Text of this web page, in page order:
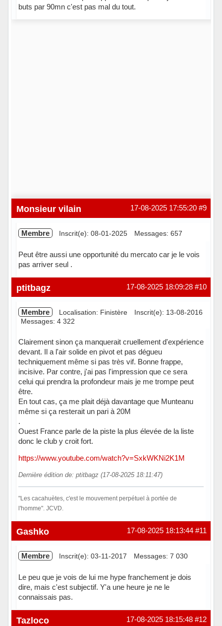
buts par 90mn c'est pas mal du tout.
#9
17-08-2025 17:55:20
Monsieur vilain
Membre Inscrit(e): 08-01-2025 Messages: 657
Peut être aussi une opportunité du mercato car je le vois
pas arriver seul .
Hors ligne #10
17-08-2025 18:09:28
ptitbagz
Membre Localisation: Finistère
Inscrit(e): 13-08-2016
Messages: 4 322
Clairement sinon ça manquerait cruellement d'expérience
devant. Il a l'air solide en pivot et pas dégueu
techniquement même si pas très vif. Bonne frappe,
incisive. Par contre, j'ai pas l'impression que ce sera
celui qui prendra la profondeur mais je me trompe peut
être.
En tout cas, ça me plait déjà davantage que Munteanu
même si ça resterait un pari à 20M
.
Ouest France parle de la piste la plus élevée de la liste
donc le club y croit fort.
https://www.youtube.com/watch?v=SxkWKNi2K1M
Dernière édition de: ptitbagz (17-08-2025 18:11:47)
"Les cacahuètes, c'est le mouvement perpétuel à portée de
l'homme". JCVD.
Hors ligne #11
17-08-2025 18:13:44
Gashko
Membre Inscrit(e): 03-11-2017 Messages: 7 030
Le peu que je vois de lui me hype franchement je dois
dire, mais c'est subjectif. Y'a une heure je ne le
connaissais pas.
Hors ligne #12
17-08-2025 18:15:48
Tazloco